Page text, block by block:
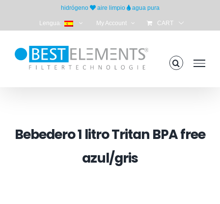
hidrógeno aire limpio agua pura
Lengua: My Account CART
Bebedero 1 litro Tritan BPA free
azul/gris